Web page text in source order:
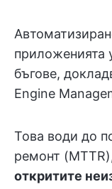
приложенията
бъгове,
Engine
Това води до
ремонт
откритите